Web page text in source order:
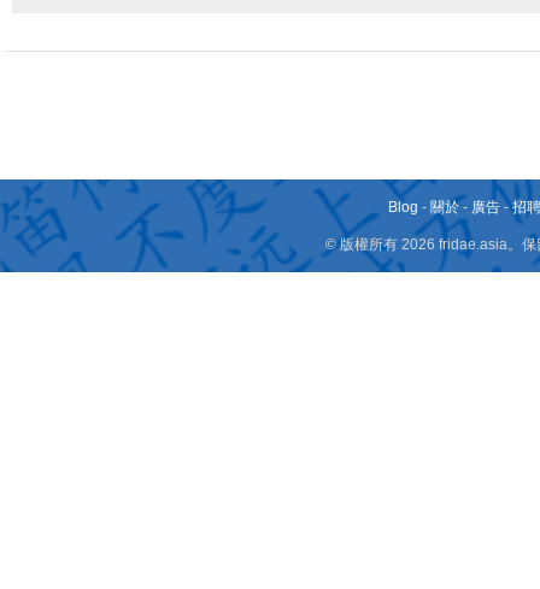
Blog - 關於 - 廣告 -招
© 版權所有 2026 fridae.asia。